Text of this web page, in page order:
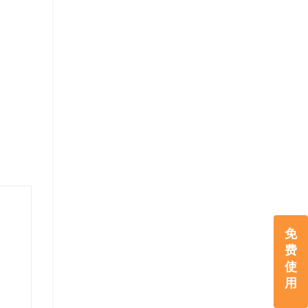
免
费
使
用